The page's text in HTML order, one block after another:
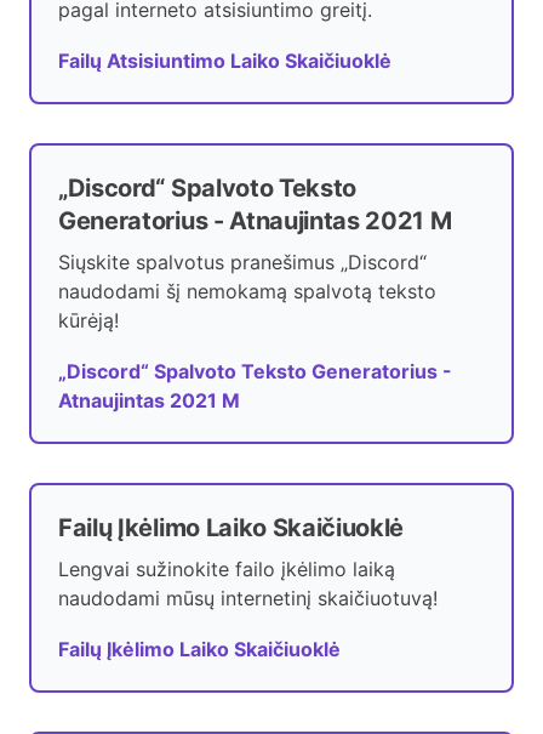
pagal interneto atsisiuntimo greitį.
Failų Atsisiuntimo Laiko Skaičiuoklė
„Discord“ Spalvoto Teksto
Generatorius - Atnaujintas 2021 M
Siųskite spalvotus pranešimus „Discord“
naudodami šį nemokamą spalvotą teksto
kūrėją!
„Discord“ Spalvoto Teksto Generatorius -
Atnaujintas 2021 M
Failų Įkėlimo Laiko Skaičiuoklė
Lengvai sužinokite failo įkėlimo laiką
naudodami mūsų internetinį skaičiuotuvą!
Failų Įkėlimo Laiko Skaičiuoklė